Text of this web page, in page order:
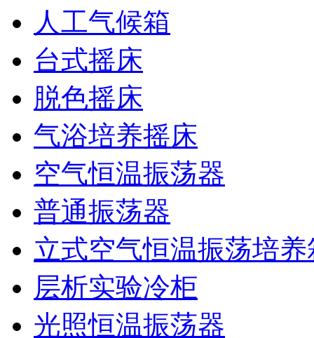
人工气候箱
台式摇床
脱色摇床
气浴培养摇床
空气恒温振荡器
普通振荡器
立式空气恒温振荡培养
层析实验冷柜
光照恒温振荡器